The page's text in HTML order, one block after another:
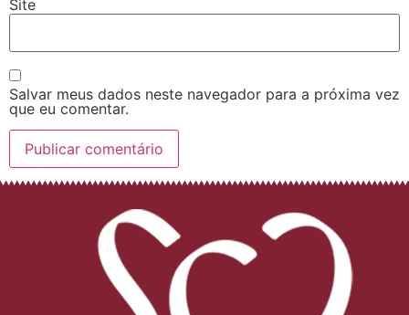
Site
Salvar meus dados neste navegador para a próxima vez
que eu comentar.